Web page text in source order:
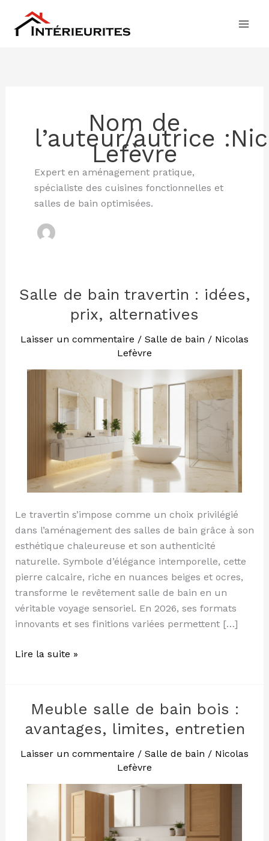
contenu
Nom de
l’auteur/autrice
Lefèvre
Expert en aménagement pratique,
spécialiste des cuisines fonctionnelles et
salles de bain optimisées.
Salle de bain travertin : idées,
prix, alternatives
Laisser un commentaire / Salle de bain / Nicolas
Lefèvre
Le travertin s’impose comme un choix privilégié
dans l’aménagement des salles de bain grâce à son
esthétique chaleureuse et son authenticité
naturelle. Symbole d’élégance intemporelle, cette
pierre calcaire, riche en nuances beiges et ocres,
transforme le revêtement salle de bain en un
véritable voyage sensoriel. En 2026, ses formats
innovants et ses finitions variées permettent […]
Salle
travertin
idées,
alternatives
Lire la suite »
Meuble salle de bain bois :
avantages, limites, entretien
Laisser un commentaire / Salle de bain / Nicolas
Lefèvre
Meuble
bain
limites,